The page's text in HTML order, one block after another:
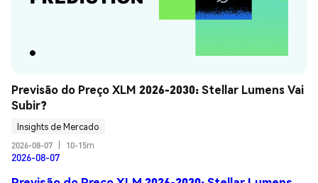
Previsão do Preço XLM 2026-2030: Stellar Lumens Vai
Subir?
Insights de Mercado
2026-08-07
10-15m
2026-08-07